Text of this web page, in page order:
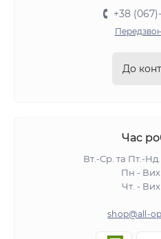
+38
До
Час
Вт.-Ср. та Пт.-
Пн -
Чт. -
shop@all-